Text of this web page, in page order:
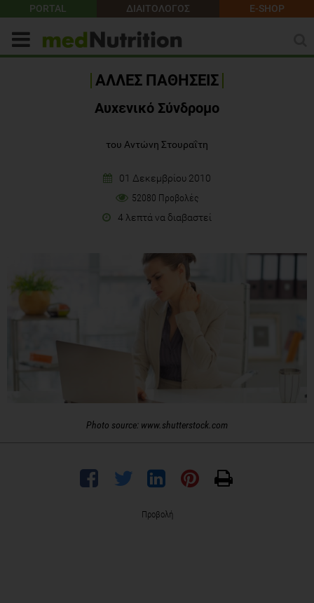
PORTAL ΔΙΑΙΤΟΛΟΓΟΣ E-SHOP
ΑΛΛΕΣ ΠΑΘΗΣΕΙΣ
Αυχενικό Σύνδρομο
του Αντώνη Στουραΐτη
01 Δεκεμβρίου 2010
52080 Προβολές
4 λεπτά να διαβαστεί
Photo source: www.shutterstock.com
Προβολή